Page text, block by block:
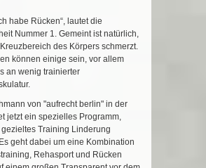
habe Rücken“, lautet die
Nummer 1. Gemeint ist natürlich,
des Körpers schmerzt.
können einige sein, vor allem
an wenig trainierter
von "aufrecht berlin" in der
jetzt ein spezielles Programm,
Training Linderung
geht dabei um eine Kombination
Rehasport und Rücken